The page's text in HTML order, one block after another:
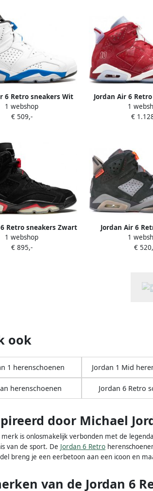
6 Retro sneakers Wit
1 webshop
€ 509,-
Jordan Air 6
sneakers
1
€
Retro sneakers Zwart
1 webshop
€ 895,-
Jordan Air 6
sneakers
1
€
ook
1 herenschoenen Jordan 1 Mid
herenschoenen Jordan 6 Retro
door Michael
merk is onlosmakelijk verbonden met de
van de sport. De Jordan 6 Retro
breng je een eerbetoon aan een icoon en
van de Jordan 6